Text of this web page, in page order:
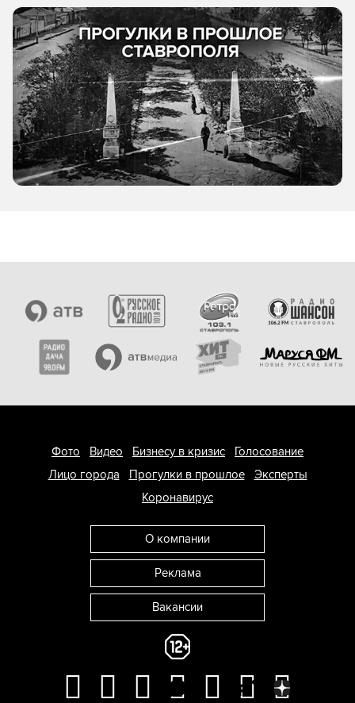
Фото Видео Бизнесу в кризис
Голосование
Лицо города
Прогулки в прошлое
Эксперты
Коронавирус
О компании
Реклама
Вакансии